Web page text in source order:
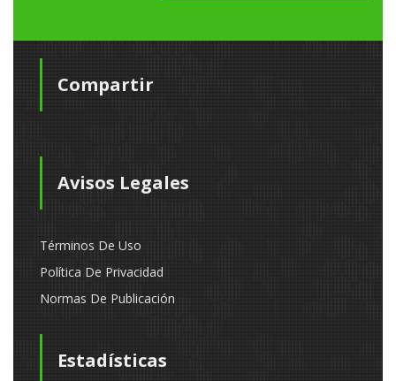
Compartir
Avisos Legales
Términos De Uso
Política De Privacidad
Normas De Publicación
Estadísticas